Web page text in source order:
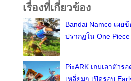
เรื่องที่เกี่ยวข้อง
Bandai Namco เผย
ปรากฏใน One
PixARK เกมเอาตัว
เหลี่ยมๆ เปิดรอบ